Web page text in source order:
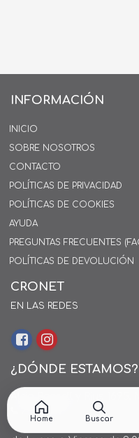
INFORMACIÓN
INICIO
SOBRE NOSOTROS
CONTACTO
POLÍTICAS DE PRIVACIDAD
POLÍTICAS DE COOKIES
AYUDA
PREGUNTAS FRECUENTES
POLÍTICAS DE DEVOLUCIÓN
CRONET
EN LAS REDES
¿DÓNDE ESTAMOS?
Alejo Rossell y Rius 1695,
26 242424*
Home Buscar